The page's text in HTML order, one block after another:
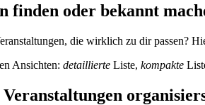
finden oder bekannt
die wirklich zu dir passen?
Ansichten: detaillierte Liste, kompakte
Veranstaltungen